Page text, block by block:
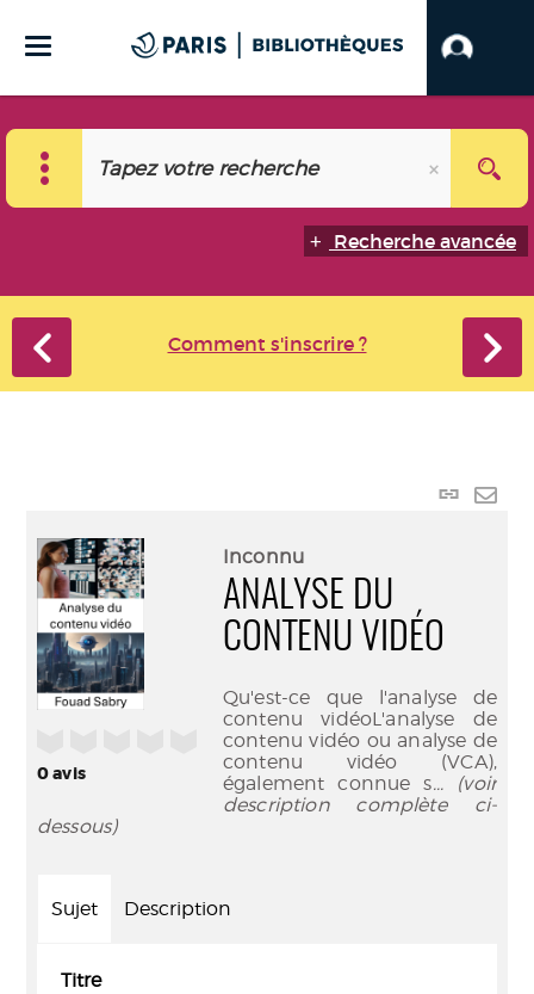
Recherche avancée
Comment s'inscrire ?
Lien
0avis
Inconnu
ANALYSE DU
CONTENU VIDÉO
Qu'est-ce que l'analyse de
contenu vidéoL'analyse de
contenu vidéo ou analyse de
contenu vidéo (VCA),
également connue s... (voir
description complète ci-
dessous)
Sujet Description
Titre